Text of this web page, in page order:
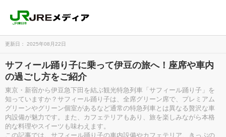
更新日： 2025年08月22日
サフィール踊り子に乗って伊豆の旅へ！座席や車内
の過ごし方をご紹介
東京・新宿から伊豆急下田を結ぶ観光特急列車「サフィール踊り子」を
知っていますか？サフィール踊り子は、全席グリーン席で、プレミアム
グリーンやグリーン個室があるなど通常の特急列車とは異なる贅沢な車
内設備が魅力です。また、カフェテリアもあり、旅を楽しみながら本格
的な料理やスイーツも味わえます。
この記事では、サフィール踊り子の車内設備やカフェテリア、きっぷの